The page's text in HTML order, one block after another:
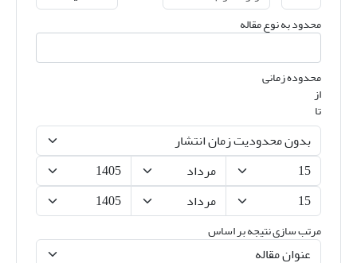
محدود به نوع مقاله
محدوده زمانی
از
تا
مرتب سازی نتیجه بر اساس